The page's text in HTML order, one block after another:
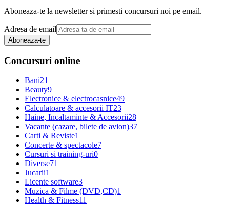
Aboneaza-te la newsletter si primesti concursuri noi pe email.
Adresa de email
Aboneaza-te
Concursuri online
Bani21
Beauty9
Electronice & electrocasnice49
Calculatoare & accesorii IT23
Haine, Incaltaminte & Accesorii28
Vacante (cazare, bilete de avion)37
Carti & Reviste1
Concerte & spectacole7
Cursuri si training-uri0
Diverse71
Jucarii1
Licente software3
Muzica & Filme (DVD,CD)1
Health & Fitness11